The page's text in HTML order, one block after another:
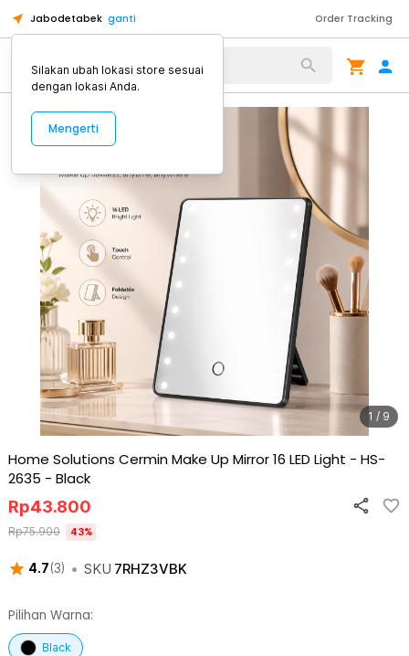
Jabodetabek ganti Order Tracking
Alat Kopi
1 / 9
Home Solutions Cermin Make Up Mirror 16 LED Light - HS-
2635 - Black
4.7(3) • SKU 7RHZ3VBK
Rp43.800
Rp75.900 43%
Pilihan Warna:
Black
Silakan ubah lokasi store sesuai
dengan lokasi Anda.
Mengerti